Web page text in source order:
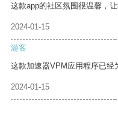
这款app的社区氛围很温馨，
2024-01-15
游客
这款加速器VPM应用程序已经
2024-01-15